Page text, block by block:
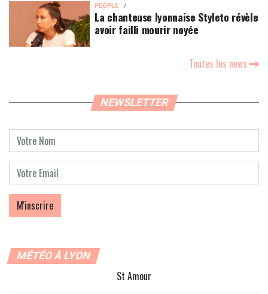
PEOPLE
La chanteuse lyonnaise Styleto révèle
avoir failli mourir noyée
Toutes les news
NEWSLETTER
MÉTÉO À LYON
St Amour